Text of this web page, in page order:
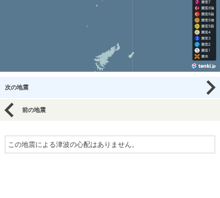
次の地震
前の地震
この地震による津波の心配はありません。